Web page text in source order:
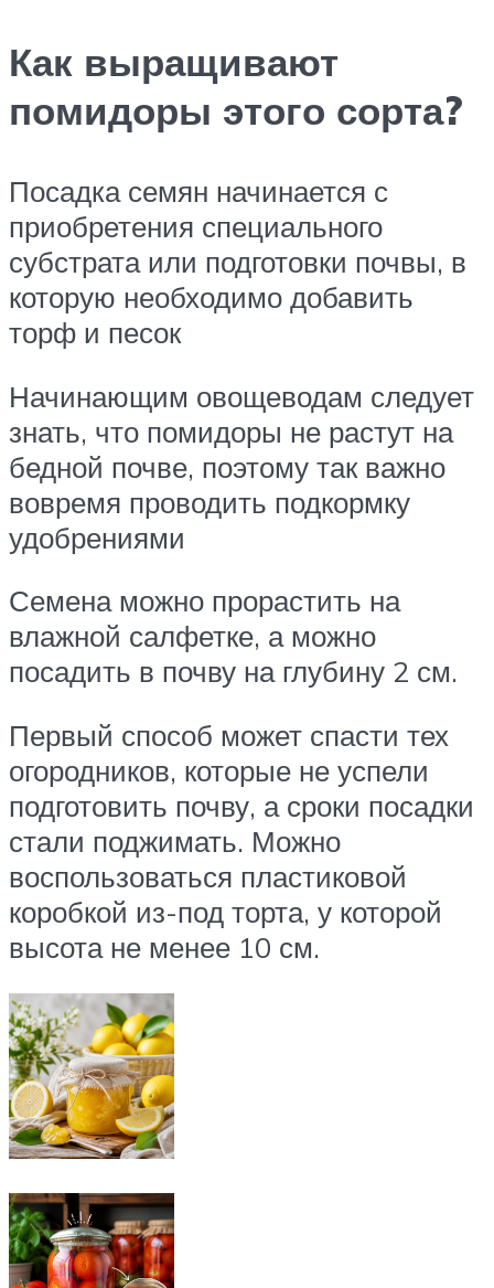
Как выращивают
помидоры этого сорта?
Посадка семян начинается с
приобретения специального
субстрата или подготовки почвы, в
которую необходимо добавить
торф и песок
Начинающим овощеводам следует
знать, что помидоры не растут на
бедной почве, поэтому так важно
вовремя проводить подкормку
удобрениями
Семена можно прорастить на
влажной салфетке, а можно
посадить в почву на глубину 2 см.
Первый способ может спасти тех
огородников, которые не успели
подготовить почву, а сроки посадки
стали поджимать. Можно
воспользоваться пластиковой
коробкой из-под торта, у которой
высота не менее 10 см.